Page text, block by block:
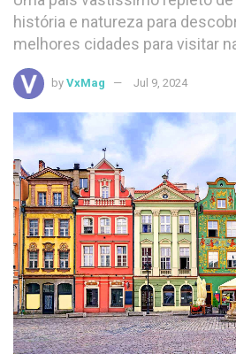
história e natureza para
melhores cidades para visitar
by VxMag Jul 9, 2024